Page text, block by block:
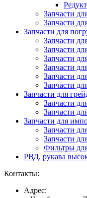
Запчасти
Запчасти
Запчасти для
Запчасти
Запчасти
Запчасти
Запчасти
Запчасти
Запчасти
Запчасти для
Запчасти
Запчасти
Запчасти для
Запчасти
Запчасти
Фильтры
РВД, рукава
Контакты:
Адрес: